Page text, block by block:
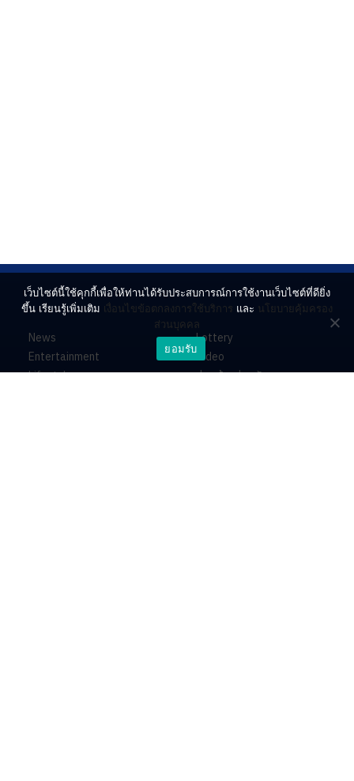
News
Entertainment
Lifestyle
Lottery
Video
ร่วมด้วยช่วยกัน
เว็บไซต์นี้ใช้คุกกี้เพื่อให้ท่านได้รับประสบการณ์การใช้งานเว็บไซต์ที่ดียิ่ง
ขึ้น เรียนรู้เพิ่มเติม เงื่อนไขข้อตกลงการใช้บริการ และ นโยบายคุ้มครอง
ส่วนบุคคล
ยอมรับ